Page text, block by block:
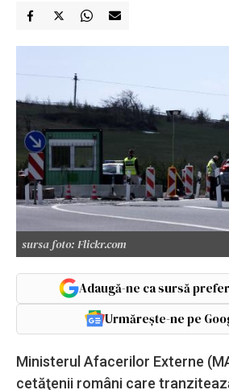
sursa foto: Flickr.com
Adaugă-ne ca sursă
Urmărește-ne pe
Ministerul Afacerilor Externe
cetăţenii români care